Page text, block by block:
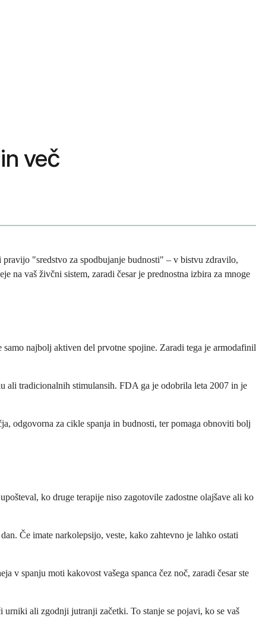
več
"sredstvo za spodbujanje budnosti" – v bistvu zdravilo,
na vaš živčni sistem, zaradi česar je prednostna izbira za mnoge
najbolj aktiven del prvotne spojine. Zaradi tega je armodafinil
ali tradicionalnih stimulansih. FDA ga je odobrila leta 2007 in je
odgovorna za cikle spanja in budnosti, ter pomaga obnoviti bolj
ko druge terapije niso zagotovile zadostne olajšave ali ko
Če imate narkolepsijo, veste, kako zahtevno je lahko ostati
v spanju moti kakovost vašega spanca čez noč, zaradi česar ste
ali zgodnji jutranji začetki. To stanje se pojavi, ko se vaš